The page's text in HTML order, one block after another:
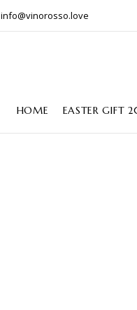
info@vinorosso.love
HOME EASTER GIFT